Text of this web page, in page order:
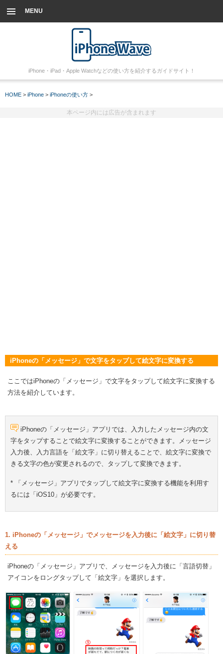
MENU
iPhone・iPad・Apple Watchなどの使い方を紹介するガイドサイト！
HOME > iPhone > iPhoneの使い方 >
本ページ内には広告が含まれます
iPhoneの「メッセージ」で文字をタップして絵文字に変換する
ここではiPhoneの「メッセージ」で文字をタップして絵文字に変換する
方法を紹介しています。
iPhoneの「メッセージ」アプリでは、入力したメッセージ内の文
字をタップすることで絵文字に変換することができます。メッセージ
入力後、入力言語を「絵文字」に切り替えることで、絵文字に変換で
きる文字の色が変更されるので、タップして変換できます。
* 「メッセージ」アプリでタップして絵文字に変換する機能を利用す
るには「iOS10」が必要です。
1. iPhoneの「メッセージ」でメッセージを入力後に「絵文字」に切り替
える
iPhoneの「メッセージ」アプリで、メッセージを入力後に「言語切替」
アイコンをロングタップして「絵文字」を選択します。